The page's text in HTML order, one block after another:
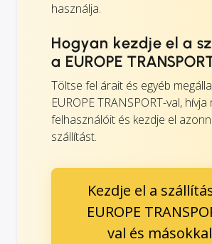
használja.
Hogyan kezdje el a
a EUROPE
Töltse fel árait és egyéb
EUROPE TRANSPORT-val, hívja
felhasználóit és kezdje el
szállítást.
Kezdje el a
EUROPE
val és másokkal